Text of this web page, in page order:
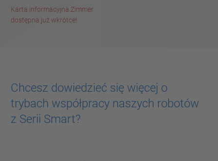
Karta informacyjna Zimmer
dostępna już wkrótce!
Chcesz dowiedzieć się więcej o
trybach współpracy naszych robotów
z Serii Smart?